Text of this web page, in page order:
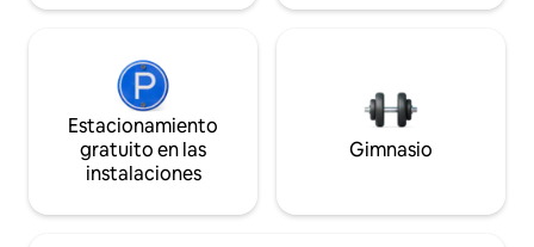
Estacionamiento
gratuito en las
instalaciones
Gimnasio